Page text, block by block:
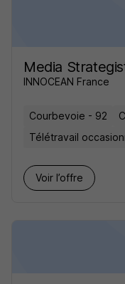
Media
INNOCEAN France
Courbevoie - 92
Télétravail
Voir l’offre